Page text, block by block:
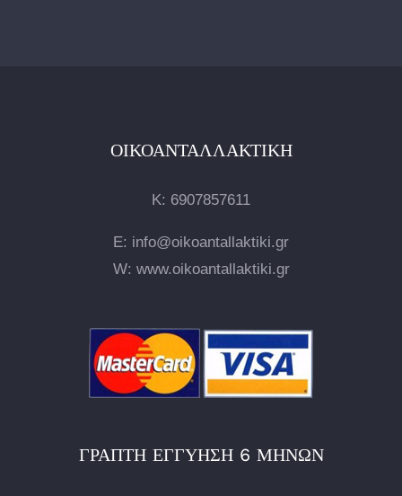
ΟΙΚΟΑΝΤΑΛΛΑΚΤΙΚΉ
Κ: 6907857611
E: info@oikoantallaktiki.gr
W: www.oikoantallaktiki.gr
ΓΡΑΠΤΉ ΕΓΓΎΗΣΗ 6 ΜΗΝΏΝ